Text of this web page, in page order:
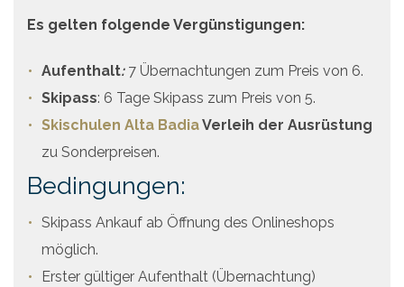
Es gelten folgende Vergünstigungen:
Aufenthalt:7 Übernachtungen zum Preis von 6.
Skipass: 6 Tage Skipass zum Preis von 5.
Skischulen Alta BadiaVerleih der Ausrüstung
zu Sonderpreisen.
Bedingungen:
Skipass Ankauf ab Öffnung des Onlineshops
möglich.
Erster gültiger Aufenthalt (Übernachtung)